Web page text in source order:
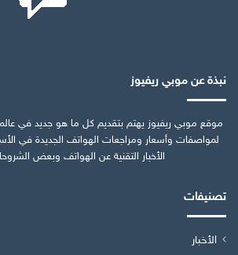
نبذة عن موبي ريفيوز
موقع موبي ريفيوز يهتم بتقديم كل ما هو جديد في
لمواصفات وأسعار ومراجعات الهواتف الجديدة في
الأخبار التقنية عن الهواتف وبعض
تصنيفات
الأخبار